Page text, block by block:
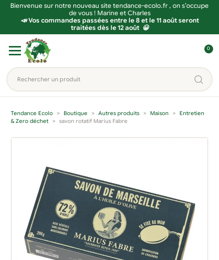
Bienvenue sur notre nouveau site tendance-ecolo.fr , on s’occupe
de vous ! Marine et Charles
📣 Vos commandes passées entre le 8 et le 11 août seront
traitées dès le 12 août 😀
navigation
contenu
Rechercher
un
produit...
o
n
0
Tendance Ecolo Boutique Autres produits Maison
Entretien
& Zero déchet
savon rotatif Marius Fabre